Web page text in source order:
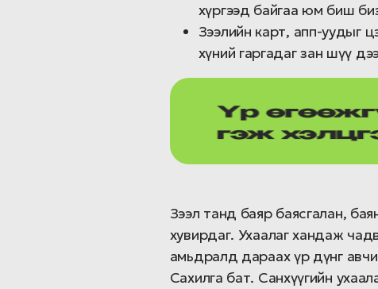
хүргээд байгаа юм биш
Зээлийн карт, апп-уудыг
хүний гаргадаг зан шүү
Зээл танд баяр баясгалан,
хувирдаг. Ухаалаг хандаж
амьдралд дараах үр дүнг
Сахилга бат. Санхүүгийн